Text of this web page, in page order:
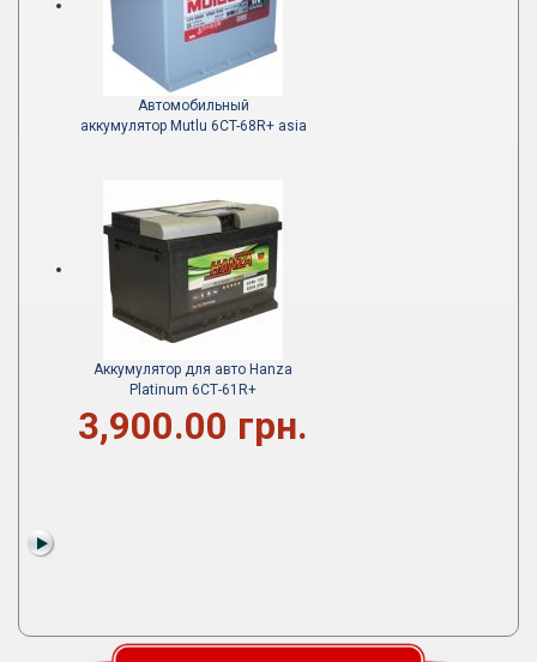
Автомобильный
аккумулятор Mutlu 6CT-68R+ asia
Аккумулятор для авто Hanza
Platinum 6СТ-61R+
3,900.00 грн.